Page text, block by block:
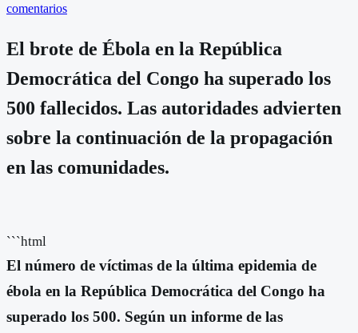
comentarios
El brote de Ébola en la República
Democrática del Congo ha superado los
500 fallecidos. Las autoridades advierten
sobre la continuación de la propagación
en las comunidades.
```html
El número de víctimas de la última epidemia de
ébola en la República Democrática del Congo ha
superado los 500. Según un informe de las